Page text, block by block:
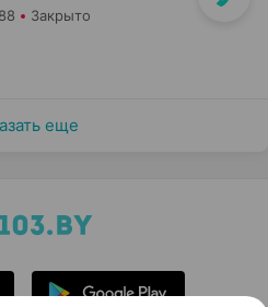
Закрыто
еще